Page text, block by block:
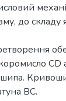
до складу
CD
ВС.